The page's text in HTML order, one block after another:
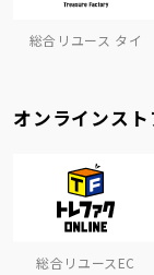
総合リユース タイ
オンラインスト
総合リユースEC